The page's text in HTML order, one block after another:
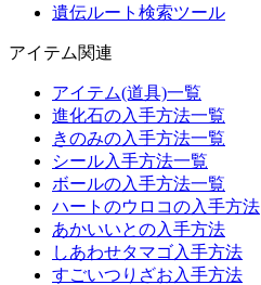
遺伝ルート検索ツール
アイテム関連
アイテム(道具)一覧
進化石の入手方法一覧
きのみの入手方法一覧
シール入手方法一覧
ボールの入手方法一覧
ハートのウロコの入手方法
あかいいとの入手方法
しあわせタマゴ入手方法
すごいつりざお入手方法